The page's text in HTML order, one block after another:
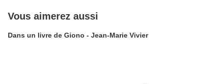
Vous aimerez aussi
Dans un livre de Giono - Jean-Marie Vivier